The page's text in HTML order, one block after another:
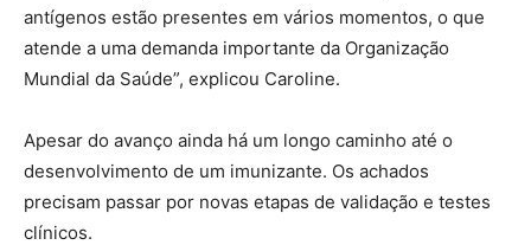
antígenos estão presentes em vários momentos, o que
atende a uma demanda importante da Organização
Mundial da Saúde”, explicou Caroline.
Apesar do avanço ainda há um longo caminho até o
desenvolvimento de um imunizante. Os achados
precisam passar por novas etapas de validação e testes
clínicos.